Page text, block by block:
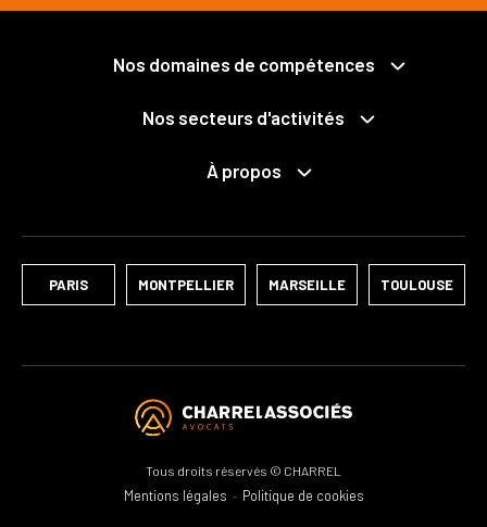
Nos domaines de compétences
Immobilier, construction
Collectivités territoriales et intercommunalité
Fonction publique
NTIC / Données personnelles
Associations
Nos secteurs d'activités
Mobilités
Déchets
Logements
Développement durable
À propos
Le cabinet
PARIS MONTPELLIER MARSEILLE TOULOUSE
Tous droits réservés © CHARREL
Mentions légales Politique de cookies